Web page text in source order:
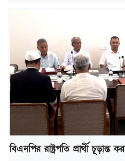
বিএনপির রাষ্ট্রপতি প্রার্থী চূড়ান্ত